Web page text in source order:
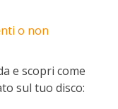
o non
e scopri come
sul tuo disco: